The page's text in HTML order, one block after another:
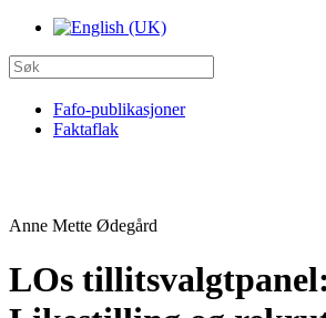
Fafo-publikasjoner
Faktaflak
Anne Mette Ødegård
LOs tillitsvalgtpanel: